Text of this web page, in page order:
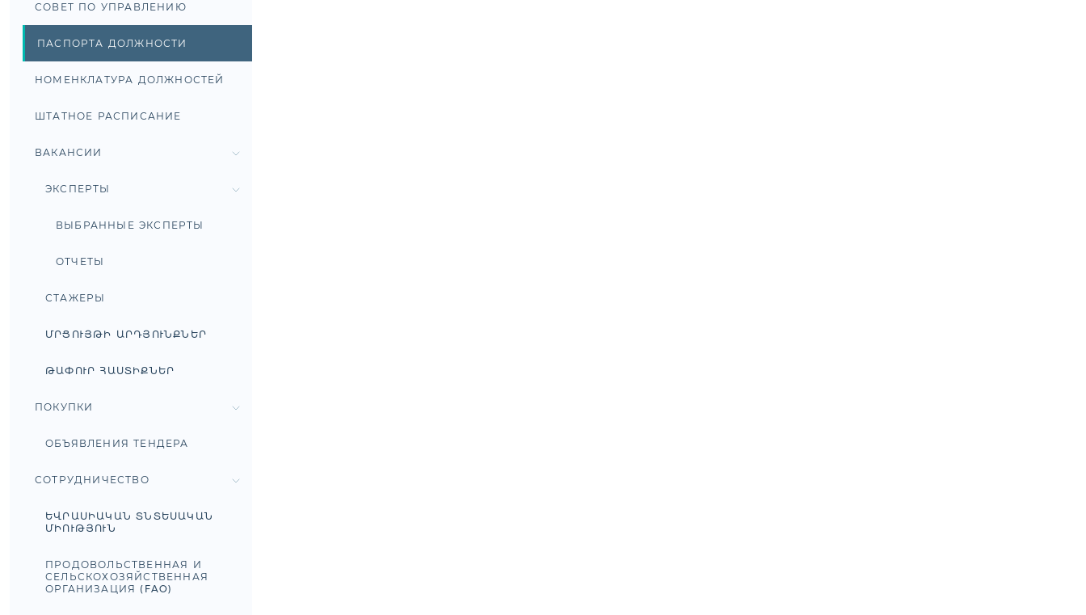
СОВЕТ ПО УПРАВЛЕНИЮ
ПАСПОРТА ДОЛЖНОСТИ
НОМЕНКЛАТУРА ДОЛЖНОСТЕЙ
ШТАТНОЕ РАСПИСАНИЕ
ВАКАНСИИ
ЭКСПЕРТЫ
ВЫБРАННЫЕ ЭКСПЕРТЫ
ОТЧЕТЫ
СТАЖЕРЫ
ՄՐՑՈՒՅԹԻ ԱՐԴՅՈՒՆՔՆԵՐ
ԹԱՓՈՒՐ ՀԱՍՏԻՔՆԵՐ
ПОКУПКИ
ОБЪЯВЛЕНИЯ ТЕНДЕРА
СОТРУДНИЧЕСТВО
ԵՎՐԱՍԻԱԿԱՆ ՏՆՏԵՍԱԿԱՆ
ՄԻՈՒԹՅՈՒՆ
ПРОДОВОЛЬСТВЕННАЯ И
СЕЛЬСКОХОЗЯЙСТВЕННАЯ
ОРГАНИЗАЦИЯ (FAO)